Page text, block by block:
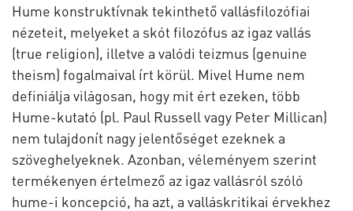
Hume konstruktívnak tekinthető vallásfilozófiai
nézeteit, melyeket a skót filozófus az igaz vallás
(true religion), illetve a valódi teizmus (genuine
theism) fogalmaival írt körül. Mivel Hume nem
definiálja világosan, hogy mit ért ezeken, több
Hume-kutató (pl. Paul Russell vagy Peter Millican)
nem tulajdonít nagy jelentőséget ezeknek a
szöveghelyeknek. Azonban, véleményem szerint
termékenyen értelmező az igaz vallásról szóló
hume-i koncepció, ha azt, a valláskritikai érvekhez